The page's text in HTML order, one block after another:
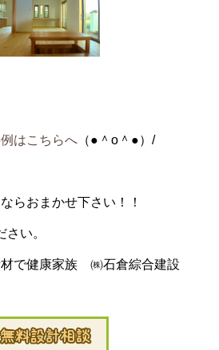
はこちらへ （●＾o＾●）/
らおまかせ下さい！！
さい。
で健康家族 ㈱石倉綜合建設